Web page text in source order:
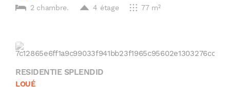
2 chambre. 4 étage 77 m²
RESIDENTIE SPLENDID
LOUÉ